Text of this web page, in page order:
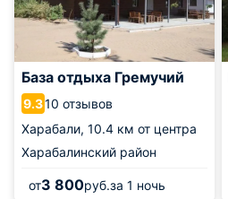
База отдыха Гремучий
9.310 отзывов
Харабали, 10.4 км от центра
Харабалинский район
от3 800руб.за 1 ночь